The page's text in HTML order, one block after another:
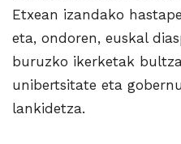
Etxean izandako
eta, ondoren, euskal
buruzko ikerketak
unibertsitate eta
lankidetza.